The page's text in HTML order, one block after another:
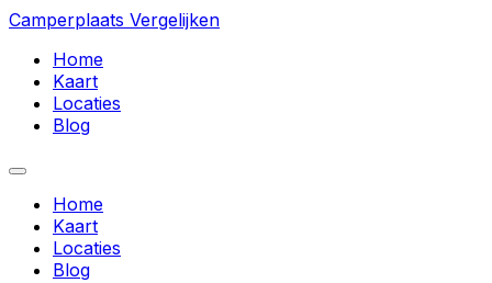
Camperplaats Vergelijken
Home
Kaart
Locaties
Blog
Home
Kaart
Locaties
Blog